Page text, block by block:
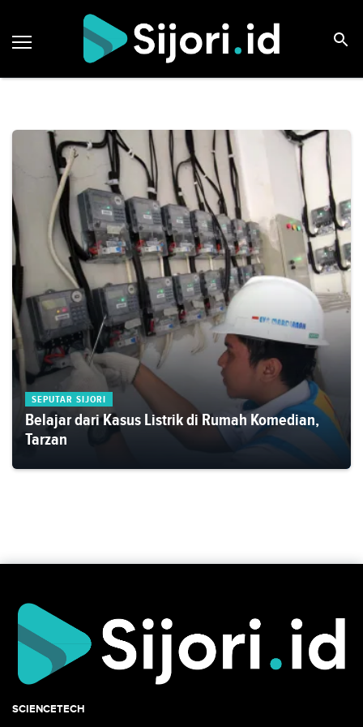
SEPUTAR SIJORI
Belajar dari Kasus Listrik di Rumah Komedian,
Tarzan
SCIENCETECH